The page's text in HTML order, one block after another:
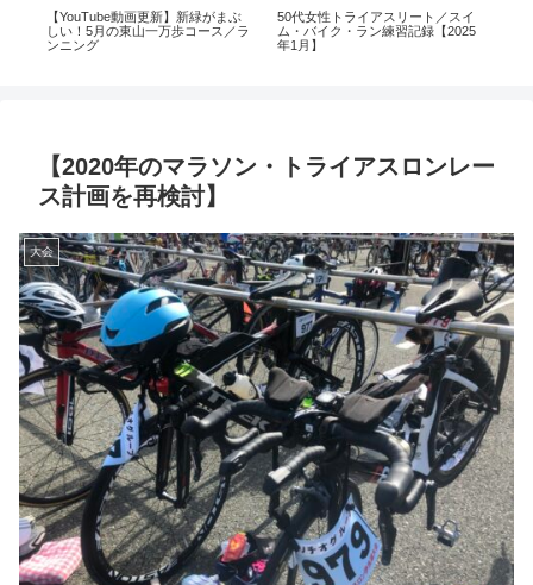
【YouTube動画更新】新緑がまぶ
しい！5月の東山一万歩コース／ラ
ンニング
50代女性トライアスリート／スイ
ム・バイク・ラン練習記録【2025
年1月】
【2020年のマラソン・トライアスロンレー
ス計画を再検討】
大会